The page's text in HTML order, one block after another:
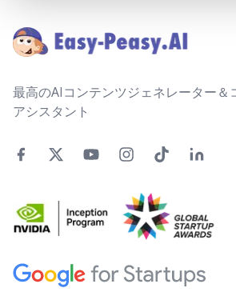
最高のAIコンテンツジェネレーター＆
アシスタント